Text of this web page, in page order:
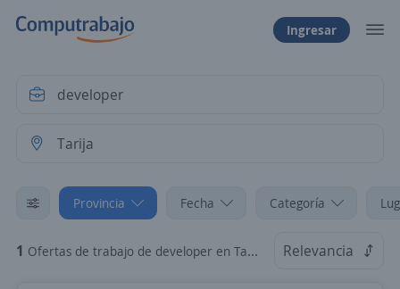
Ingresar
Provincia Fecha Categoría
1 Ofertas de trabajo de developer en Tarija Relevancia